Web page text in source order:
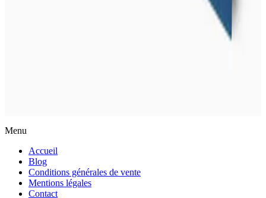
Menu
Accueil
Blog
Conditions générales de vente
Mentions légales
Contact